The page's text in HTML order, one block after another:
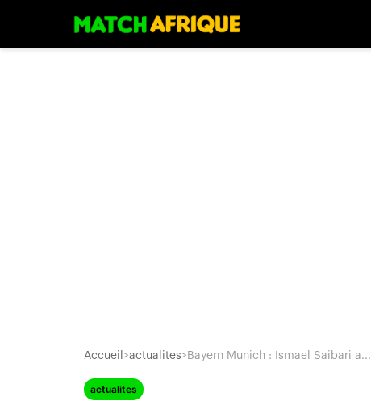
Accueil >actualites> Bayern Munich : Ismael Saibari a...
actualites